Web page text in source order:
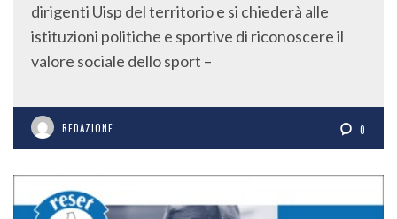
dirigenti Uisp del territorio e si chiederà alle
istituzioni politiche e sportive di riconoscere il
valore sociale dello sport –
REDAZIONE 0